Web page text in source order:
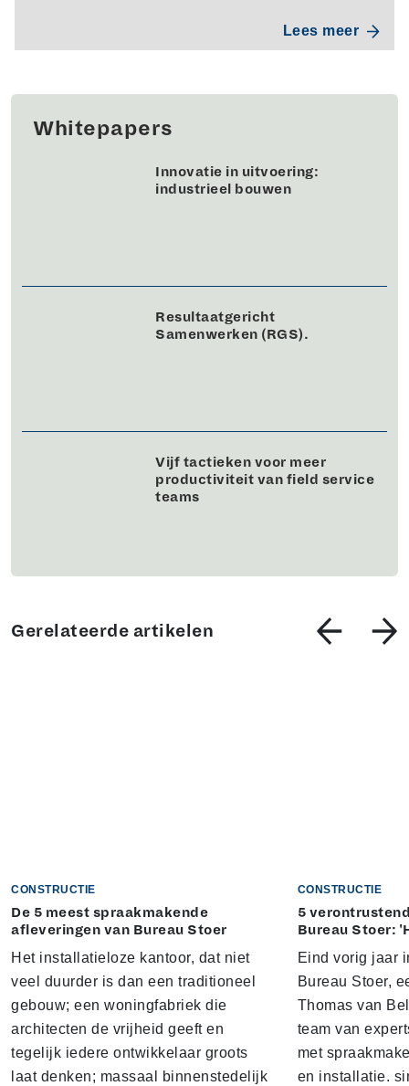
Lees meer
Whitepapers
Innovatie in uitvoering:
industrieel bouwen
Resultaatgericht
Samenwerken (RGS).
Vijf tactieken voor meer
productiviteit van field service
teams
Gerelateerde artikelen
CONSTRUCTIE
De 5 meest spraakmakende
afleveringen van Bureau Stoer
Het installatieloze kantoor, dat niet
veel duurder is dan een traditioneel
gebouw; een woningfabriek die
architecten de vrijheid geeft en
tegelijk iedere ontwikkelaar groots
laat denken; massaal binnenstedelijk
CONSTRUCTIE
5
Bureau Stoer:
Eind vorig jaar
Bureau Stoer,
Thomas van
team van
met
en installatie.